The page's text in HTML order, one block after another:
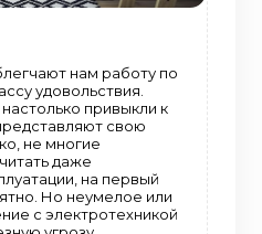
нам работу по
удовольствия.
привыкли к
свою
не многие
даже
на первый
Но неумелое или
с электротехникой